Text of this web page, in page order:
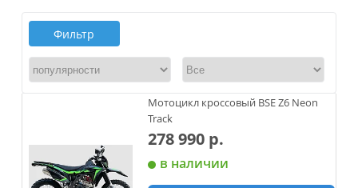
Фильтр
Мотоцикл кроссовый BSE Z6 Neon
Track
278 990 р.
в наличии